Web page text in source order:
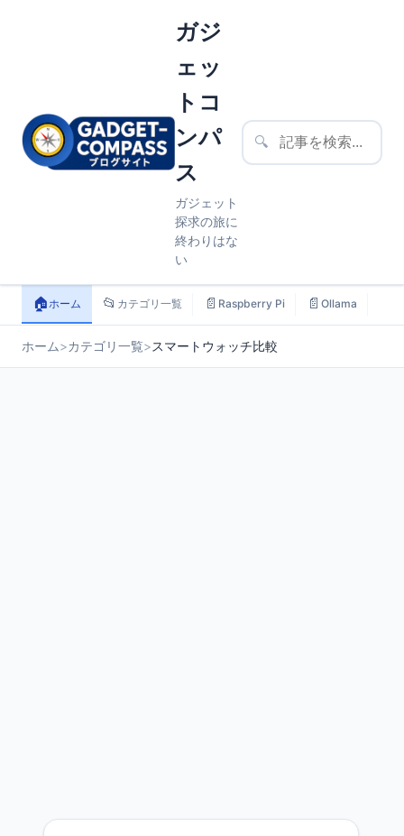
ガジ
ェッ
トコ
ンパ
ス
ガジェット
探求の旅に
終わりはな
い
🔍
🏠ホーム 📂 カテゴリ一覧 📄 Raspberry Pi 📄 Ollama
ホーム>カテゴリ一覧>スマートウォッチ比較